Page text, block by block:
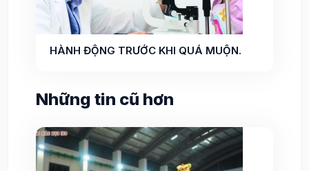
HÀNH ĐỘNG TRƯỚC KHI QUÁ MUỘN.
Những tin cũ hơn